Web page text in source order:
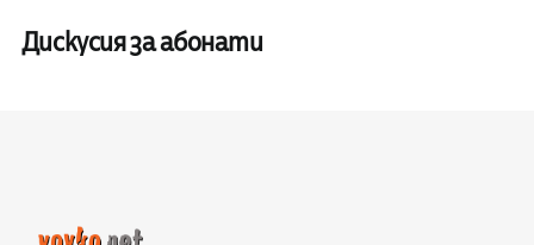
Дискусия за абонати